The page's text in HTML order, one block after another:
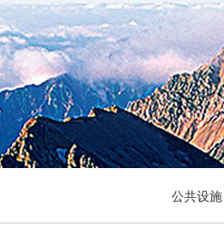
公共设施